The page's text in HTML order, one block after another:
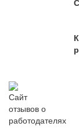
Сайт
отзывов о
работодателях